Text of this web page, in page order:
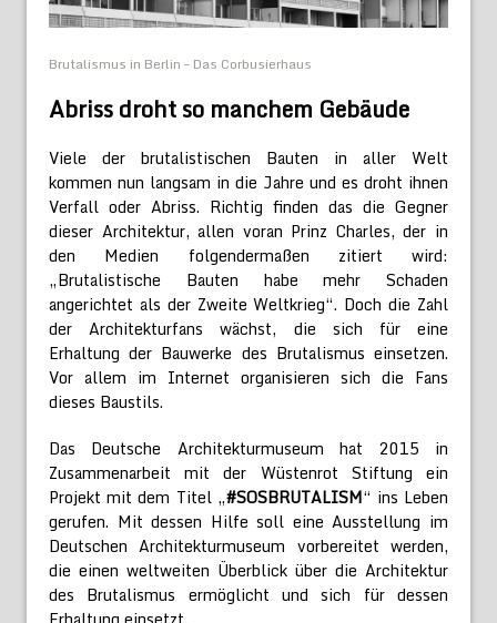
Brutalismus in Berlin – Das Corbusierhaus
Abriss droht so manchem Gebäude
Viele der brutalistischen Bauten in aller Welt
kommen nun langsam in die Jahre und es droht ihnen
Verfall oder Abriss. Richtig finden das die Gegner
dieser Architektur, allen voran Prinz Charles, der in
den Medien folgendermaßen zitiert wird:
„Brutalistische Bauten habe mehr Schaden
angerichtet als der Zweite Weltkrieg“. Doch die Zahl
der Architekturfans wächst, die sich für eine
Erhaltung der Bauwerke des Brutalismus einsetzen.
Vor allem im Internet organisieren sich die Fans
dieses Baustils.
Das Deutsche Architekturmuseum hat 2015 in
Zusammenarbeit mit der Wüstenrot Stiftung ein
Projekt mit dem Titel „#SOSBRUTALISM“ ins Leben
gerufen. Mit dessen Hilfe soll eine Ausstellung im
Deutschen Architekturmuseum vorbereitet werden,
die einen weltweiten Überblick über die Architektur
des Brutalismus ermöglicht und sich für dessen